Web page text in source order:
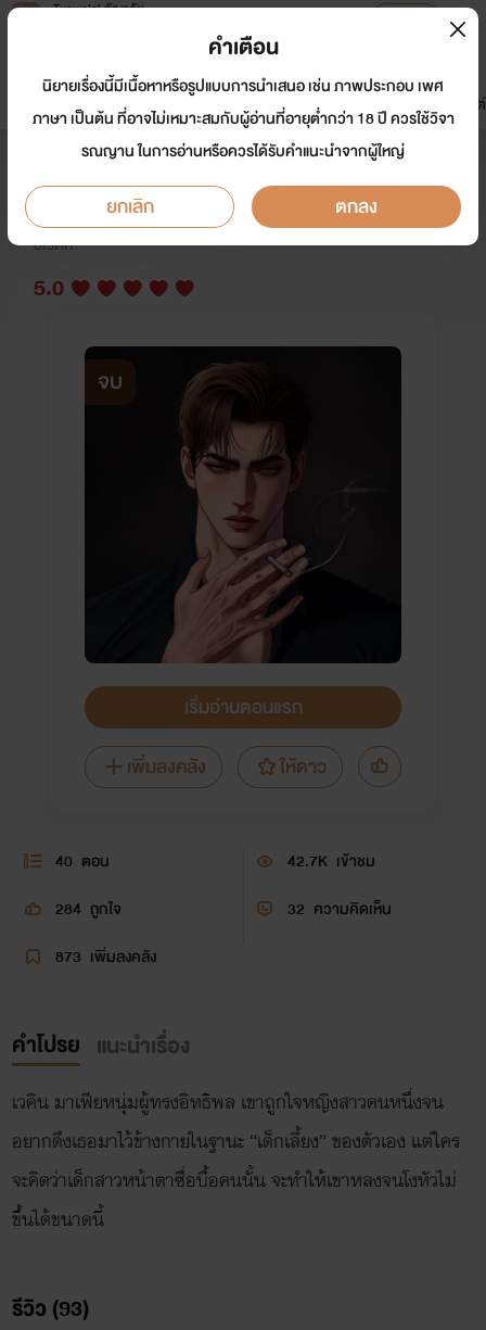
Tunwalai ธัญวลัย
หน้าแรก นิยาย อีบุ๊ก การ์ตูน
มาใหม่
ดรีมแชท ธัญลิสต์
เด็กเลี้ยงคนโปรดของเวคิน (VEKIN)
นักเขียน: losthappines
อีโรติก
5.0
จบ
เริ่มอ่านตอนแรก
เพิ่มลงคลัง
ให้ดาว
40 ตอน 42.7K เข้าชม
284 ถูกใจ 32 ความคิดเห็น
873 เพิ่มลงคลัง
คำโปรย แนะนำเรื่อง
เวคิน มาเฟียหนุ่มผู้ทรงอิทธิพล เขาถูกใจหญิงสาวคนหนึ่งจน
อยากดึงเธอมาไว้ข้างกายในฐานะ “เด็กเลี้ยง” ของตัวเอง แต่ใคร
จะคิดว่าเด็กสาวหน้าตาซื่อบื้อคนนั้น จะทำให้เขาหลงจนโงหัวไม่
ขึ้นได้ขนาดนี้
รีวิว (93)
คำเตือน
นิยายเรื่องนี้มีเนื้อหาหรือรูปแบบการนำเสนอ เช่น ภาพประกอบ เพศ
ภาษา เป็นต้น ที่อาจไม่เหมาะสมกับผู้อ่านที่อายุต่ำกว่า 18 ปี ควรใช้วิจา
รณญาน ในการอ่านหรือควรได้รับคำแนะนำจากผู้ใหญ่
ยกเลิก ตกลง